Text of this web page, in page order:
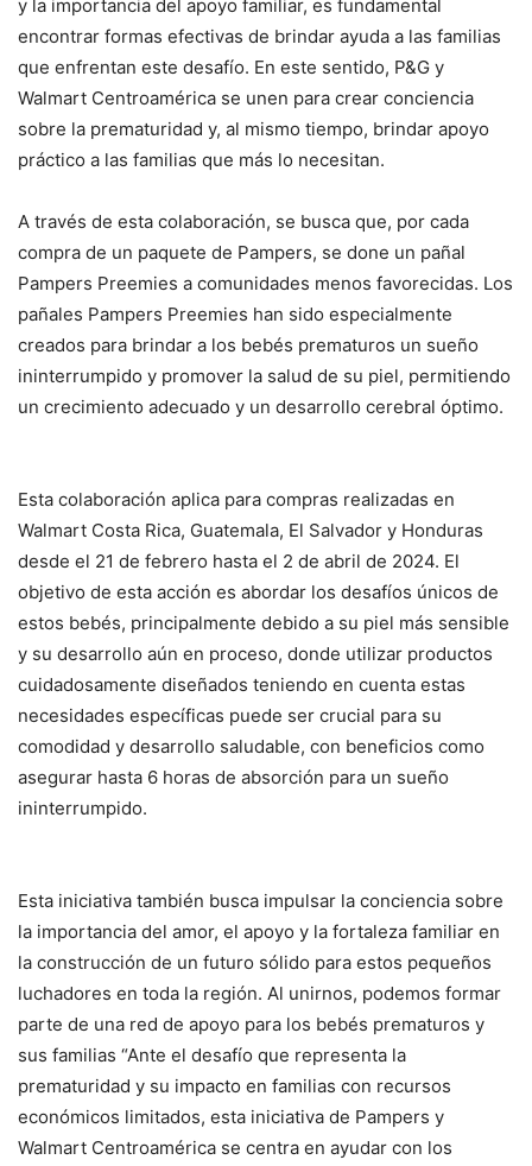
y la importancia del apoyo familiar, es fundamental
encontrar formas efectivas de brindar ayuda a las familias
que enfrentan este desafío. En este sentido, P&G y
Walmart Centroamérica se unen para crear conciencia
sobre la prematuridad y, al mismo tiempo, brindar apoyo
práctico a las familias que más lo necesitan.
A través de esta colaboración, se busca que, por cada
compra de un paquete de Pampers, se done un pañal
Pampers Preemies a comunidades menos favorecidas. Los
pañales Pampers Preemies han sido especialmente
creados para brindar a los bebés prematuros un sueño
ininterrumpido y promover la salud de su piel, permitiendo
un crecimiento adecuado y un desarrollo cerebral óptimo.
Esta colaboración aplica para compras realizadas en
Walmart Costa Rica, Guatemala, El Salvador y Honduras
desde el 21 de febrero hasta el 2 de abril de 2024. El
objetivo de esta acción es abordar los desafíos únicos de
estos bebés, principalmente debido a su piel más sensible
y su desarrollo aún en proceso, donde utilizar productos
cuidadosamente diseñados teniendo en cuenta estas
necesidades específicas puede ser crucial para su
comodidad y desarrollo saludable, con beneficios como
asegurar hasta 6 horas de absorción para un sueño
ininterrumpido.
Esta iniciativa también busca impulsar la conciencia sobre
la importancia del amor, el apoyo y la fortaleza familiar en
la construcción de un futuro sólido para estos pequeños
luchadores en toda la región. Al unirnos, podemos formar
parte de una red de apoyo para los bebés prematuros y
sus familias “Ante el desafío que representa la
prematuridad y su impacto en familias con recursos
económicos limitados, esta iniciativa de Pampers y
Walmart Centroamérica se centra en ayudar con los